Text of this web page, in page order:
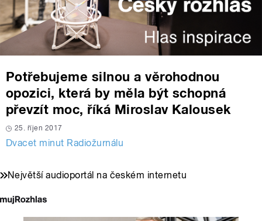
Potřebujeme silnou a věrohodnou
opozici, která by měla být schopná
převzít moc, říká Miroslav Kalousek
25. říjen 2017
Dvacet minut Radiožurnálu
Největší audioportál na českém internetu